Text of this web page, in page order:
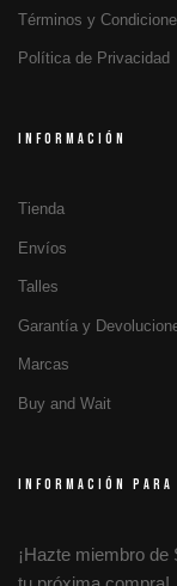
Términos y
Política de Privacidad
INFORMACIÓN
Tienda
Envíos
Talles
Garantía y
Marcas
Buy and Wait
INFORMACIÓN PARA
¡Hazte miembro